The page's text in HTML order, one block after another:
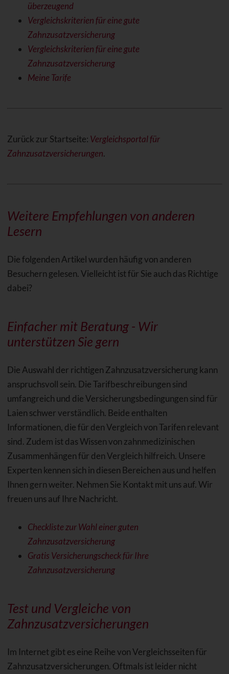
überzeugend
Vergleichskriterien für eine gute
Zahnzusatzversicherung
Vergleichskriterien für eine gute
Zahnzusatzversicherung
Meine Tarife
Zurück zur Startseite: Vergleichsportal für
Zahnzusatzversicherungen.
Weitere Empfehlungen von anderen
Lesern
Die folgenden Artikel wurden häufig von anderen
Besuchern gelesen. Vielleicht ist für Sie auch das Richtige
dabei?
Einfacher mit Beratung - Wir
unterstützen Sie gern
Die Auswahl der richtigen Zahnzusatzversicherung kann
anspruchsvoll sein. Die Tarifbeschreibungen sind
umfangreich und die Versicherungsbedingungen sind für
Laien schwer verständlich. Beide enthalten
Informationen, die für den Vergleich von Tarifen relevant
sind. Zudem ist das Wissen von zahnmedizinischen
Zusammenhängen für den Vergleich hilfreich. Unsere
Experten kennen sich in diesen Bereichen aus und helfen
Ihnen gern weiter. Nehmen Sie Kontakt mit uns auf. Wir
freuen uns auf Ihre Nachricht.
Checkliste zur Wahl einer guten
Zahnzusatzversicherung
Gratis Versicherungscheck für Ihre
Zahnzusatzversicherung
Test und Vergleiche von
Zahnzusatzversicherungen
Im Internet gibt es eine Reihe von Vergleichsseiten für
Zahnzusatzversicherungen. Oftmals ist leider nicht